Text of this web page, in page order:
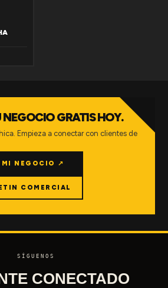
NEGOCIO GRATIS HOY.
Empieza a conectar con clientes de
MI NEGOCIO ↗
COMERCIAL
SÍGUENOS
CONECTADO